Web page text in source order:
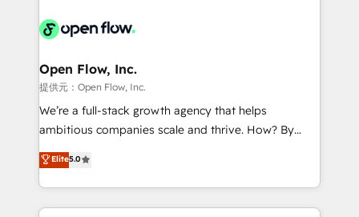
things are happening.
integrated buyers journey. Elixir is located in
and Amsterdam. Elixir is a first mover and leader
when it comes to HubSpot sales and service
implementations, highly renowned for our business
acumen, process (re-)design experience and a
integrate HubSpot with complex solutions like SAP,
MicroSoft, custom solutions,... Our company also has
Open Flow, Inc.
提供元：Open Flow, Inc.
We’re a full-stack growth agency that helps
ambitious companies scale and thrive. How? By
upgrading and streamlining every single revenue-
generating aspect of your business. We’re proud
HubSpot Elite Solutions Partners and devout CRM
nerds who can harness HubSpot’s custom digital
Elite5.0